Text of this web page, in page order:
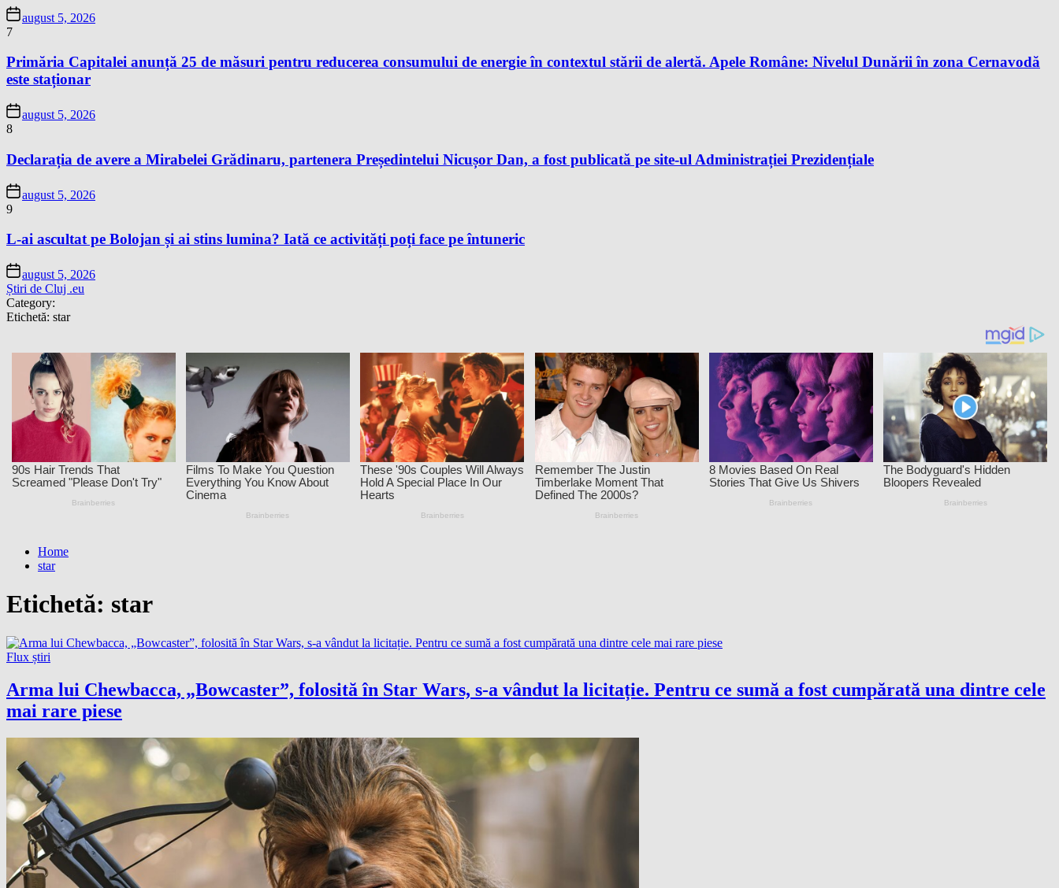
august 5, 2026
7
Primăria Capitalei anunță 25 de măsuri pentru reducerea consumului de energie în contextul stării de alertă. Apele Române: Nivelul Dunării în zona Cernavodă
este staționar
august 5, 2026
8
Declarația de avere a Mirabelei Grădinaru, partenera Președintelui Nicușor Dan, a fost publicată pe site-ul Administrației Prezidențiale
august 5, 2026
9
L-ai ascultat pe Bolojan și ai stins lumina? Iată ce activități poți face pe întuneric
august 5, 2026
Știri de Cluj .eu
Category:
Etichetă: star
Home
star
Etichetă: star
Flux știri
Arma lui Chewbacca, „Bowcaster”, folosită în Star Wars, s-a vândut la licitație. Pentru ce sumă a fost cumpărată una dintre cele
mai rare piese